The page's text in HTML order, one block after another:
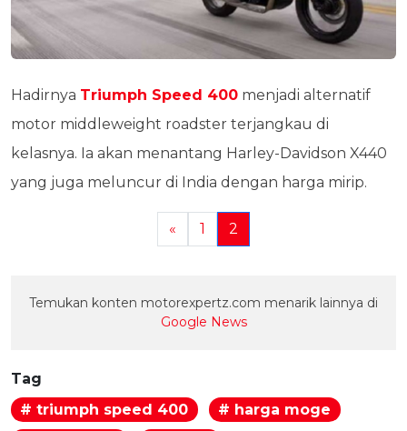
Hadirnya Triumph Speed 400 menjadi alternatif
motor middleweight roadster terjangkau di
kelasnya. Ia akan menantang Harley-Davidson X440
yang juga meluncur di India dengan harga mirip.
« 1 2
Temukan konten motorexpertz.com menarik lainnya di
Google News
Tag
# triumph speed 400
# harga moge